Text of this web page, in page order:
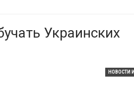
Украинских
НОВОСТИ